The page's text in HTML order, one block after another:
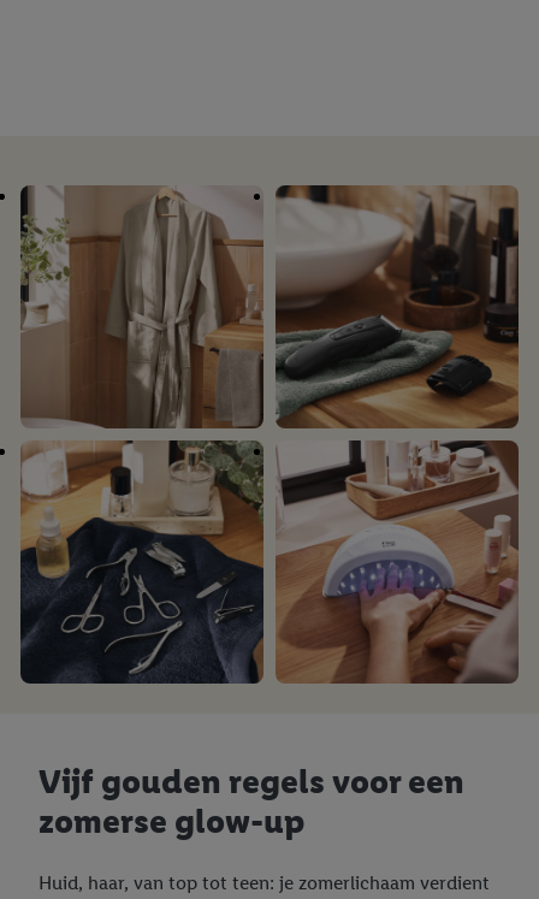
Vijf gouden regels voor een
zomerse glow-up
Huid, haar, van top tot teen: je zomerlichaam verdient